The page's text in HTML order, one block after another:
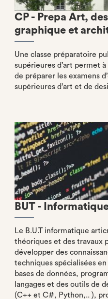
CP - Prepa Art,
graphique et
Une classe préparatoire
supérieures d’art permet
de préparer les examens
supérieures d’art et de
BUT -
Le B.U.T informatique
théoriques et des travaux
développer des
techniques spécialisées
bases de données,
langages et des outils de
(C++ et C#, Python,.. ),